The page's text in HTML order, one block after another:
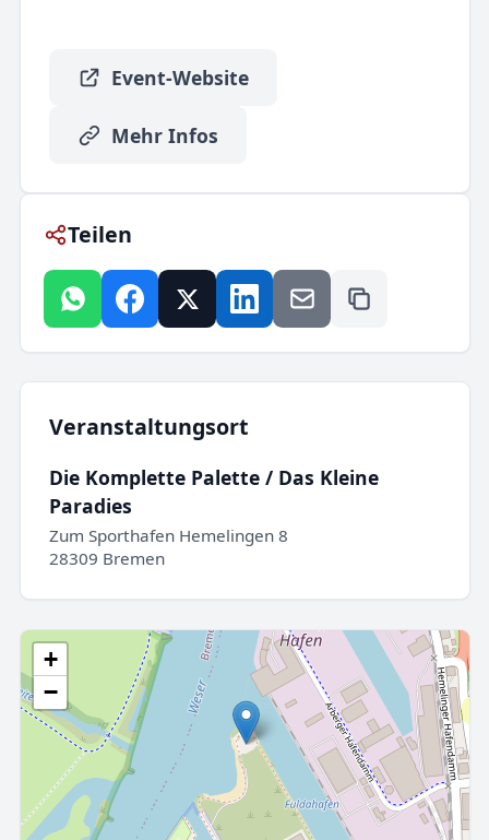
Event-Website
Mehr Infos
Teilen
Veranstaltungsort
Die Komplette Palette / Das Kleine
Paradies
Zum Sporthafen Hemelingen 8
28309 Bremen
+
−